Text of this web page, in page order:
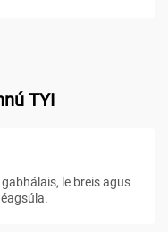
TYI
le breis agus